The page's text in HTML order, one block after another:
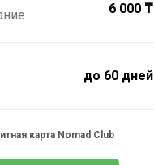
6 000 ₸
до 60 дней
карта Nomad Club